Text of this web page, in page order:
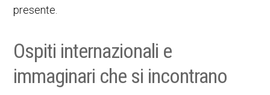
presente.
Ospiti internazionali e
immaginari che si incontrano